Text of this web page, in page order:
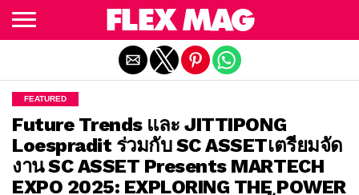
FEATURED
Future Trends และ JITTIPONG
Loespradit ร่วมกับ SC ASSETเตรียมจัด
งาน SC ASSET Presents MARTECH
EXPO 2025: EXPLORING THE POWER
Exit mobile version